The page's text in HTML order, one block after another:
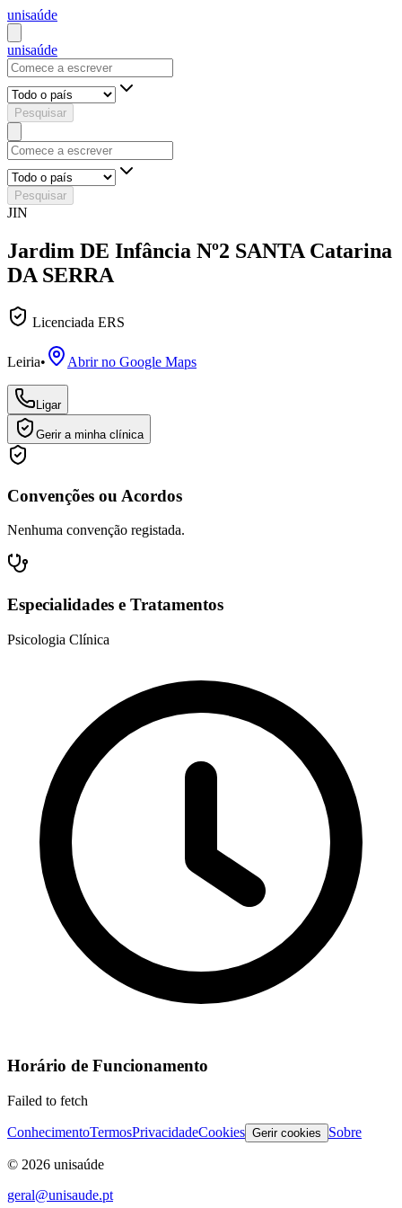
unisaúde
unisaúde
Pesquisar
Pesquisar
JIN
Jardim DE Infância Nº2 SANTA Catarina
DA SERRA
Licenciada ERS
Leiria• Abrir no Google Maps
Ligar
Gerir a minha clínica
Convenções ou Acordos
Nenhuma convenção registada.
Especialidades e Tratamentos
Psicologia Clínica
Horário de Funcionamento
Failed to fetch
ConhecimentoTermosPrivacidadeCookies Gerir cookies Sobre
© 2026 unisaúde
geral@unisaude.pt